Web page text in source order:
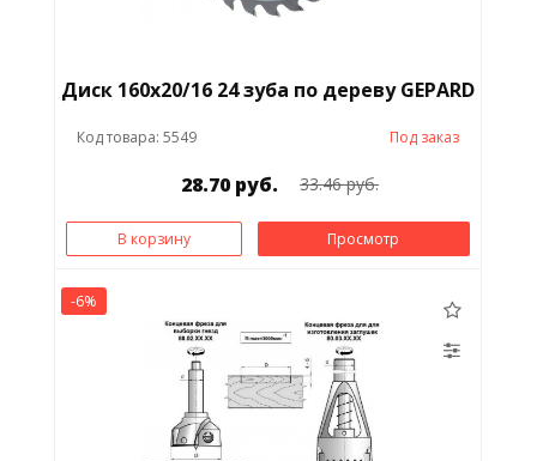
Диск 160х20/16 24 зуба по дереву GEPARD
Код товара: 5549 Под заказ
28.70 руб. 33.46 руб.
В корзину Просмотр
-6%